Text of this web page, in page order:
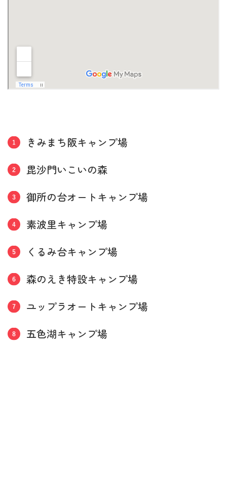
きみまち阪キャンプ場
毘沙門いこいの森
御所の台オートキャンプ場
素波里キャンプ場
くるみ台キャンプ場
森のえき特設キャンプ場
ユップラオートキャンプ場
五色湖キャンプ場